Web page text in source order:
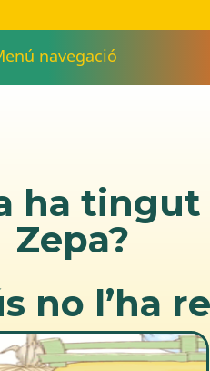
navegació
ha tingut
Zepa?
no l’ha